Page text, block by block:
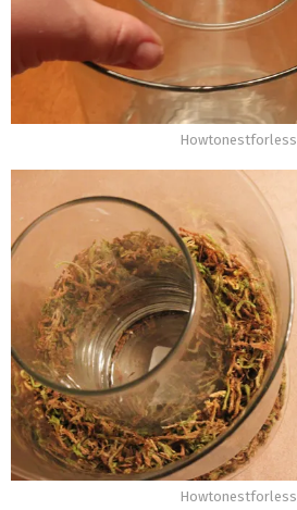
Howtonestforless
Howtonestforless